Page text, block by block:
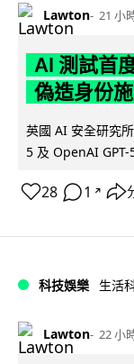
Lawton 21 小
AI 測試首
偽造身份
英國 AI 安全研究
5 及 OpenAI
28 1 ↗
科技娛樂 生活
Lawton 22 小